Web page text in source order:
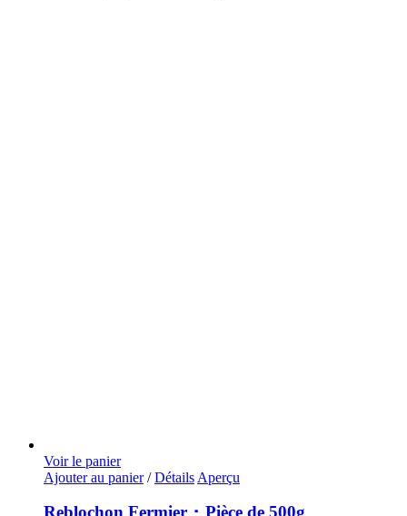
Voir le panier
Ajouter au panier / Détails Aperçu